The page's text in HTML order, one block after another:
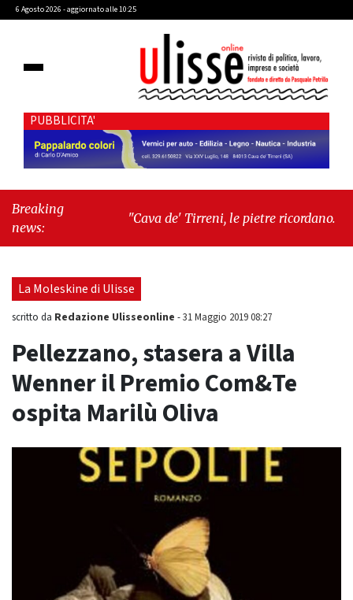
6 Agosto 2026 - aggiornato alle 10:25
PUBBLICITA'
Breaking
news:
"Cava de' Tirreni, le pietre ricordano. Gli
La Moleskine di Ulisse
scritto da Redazione Ulisseonline -31 Maggio 2019 08:27
Pellezzano, stasera a Villa
Wenner il Premio Com&Te
ospita Marilù Oliva